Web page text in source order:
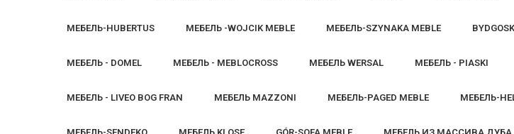
МЕБЕЛЬ-HUBERTUS МЕБЕЛЬ -WOJCIK MEBLE МЕБЕЛЬ-SZYNAKA MEBLE
МЕБЕЛЬ - DOMEL МЕБЕЛЬ - MEBLOCROSS МЕБЕЛЬ WERSAL МЕБЕЛЬ - PIASKI
МЕБЕЛЬ - LIVEO BOG FRAN МЕБЕЛЬ MAZZONI МЕБЕЛЬ-PAGED MEBLE МЕБЕЛЬ-